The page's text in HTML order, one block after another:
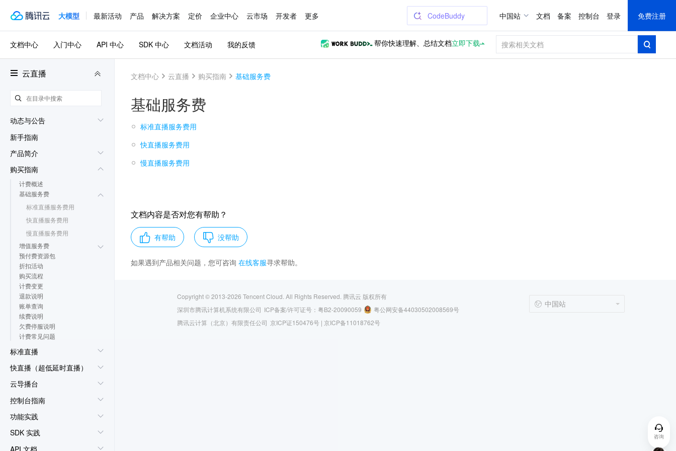
大模型 最新活动 产品 解决方案 定价 企业中心 云市场 开发者 更多 CodeBuddy 中国站 文档 备案 控制台 登录 免费注册
云直播
动态与公告
新手指南
产品简介
购买指南
计费概述
基础服务费
标准直播服务费用
快直播服务费用
慢直播服务费用
增值服务费
预付费资源包
折扣活动
购买流程
计费变更
退款说明
账单查询
续费说明
欠费停服说明
计费常见问题
标准直播
快直播（超低延时直播）
云导播台
控制台指南
功能实践
SDK 实践
API 文档
文档中心 入门中心 API 中心 SDK 中心 文档活动 我的反馈 帮你快速理解、总结文档立即下载
文档中心 云直播 购买指南 基础服务费
基础服务费
标准直播服务费用
快直播服务费用
慢直播服务费用
文档内容是否对您有帮助？
有帮助 没帮助
如果遇到产品相关问题，您可咨询 在线客服寻求帮助。
Copyright © 2013-2026 Tencent Cloud. All Rights Reserved. 腾讯云 版权所有
深圳市腾讯计算机系统有限公司 ICP备案/许可证号： 粤B2-20090059
粤公网安备44030502008569号
腾讯云计算（北京）有限责任公司 京ICP证150476号 | 京ICP备11018762号
中国站
咨询